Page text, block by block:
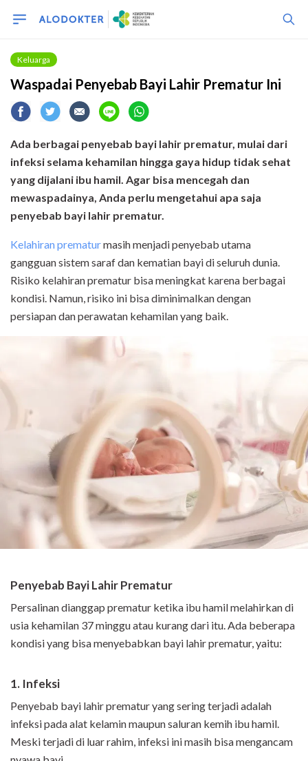
Keluarga
Waspadai Penyebab Bayi Lahir Prematur Ini
Ada berbagai penyebab bayi lahir prematur, mulai dari
infeksi selama kehamilan hingga gaya hidup tidak sehat
yang dijalani ibu hamil. Agar bisa mencegah dan
mewaspadainya, Anda perlu mengetahui apa saja
penyebab bayi lahir prematur.
Kelahiran prematurmasih menjadi penyebab utama
gangguan sistem saraf dan kematian bayi di seluruh dunia.
Risiko kelahiran prematur bisa meningkat karena berbagai
kondisi. Namun, risiko ini bisa diminimalkan dengan
persiapan dan perawatan kehamilan yang baik.
Penyebab Bayi Lahir Prematur
Persalinan dianggap prematur ketika ibu hamil melahirkan di
usia kehamilan 37 minggu atau kurang dari itu. Ada beberapa
kondisi yang bisa menyebabkan bayi lahir prematur, yaitu:
1. Infeksi
Penyebab bayi lahir prematur yang sering terjadi adalah
infeksi pada alat kelamin maupun saluran kemih ibu hamil.
Meski terjadi di luar rahim, infeksi ini masih bisa mengancam